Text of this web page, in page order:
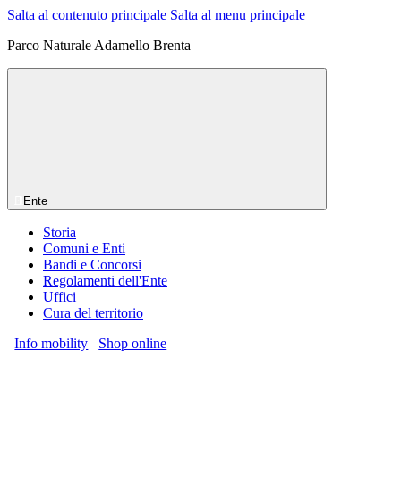
Salta al contenuto principale Salta al menu principale
Parco Naturale Adamello Brenta
Ente
Storia
Comuni e Enti
Bandi e Concorsi
Regolamenti dell'Ente
Uffici
Cura del territorio
Info mobility
Shop online